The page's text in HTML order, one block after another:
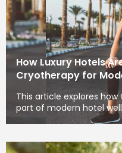
How Luxury Hotels
Cryotherapy for
This article explores
part of modern hotel